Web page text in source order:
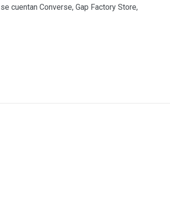
cuentan Converse, Gap Factory Store,